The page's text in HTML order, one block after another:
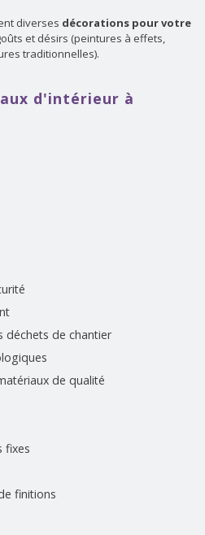
diverses décorations pour votre
et désirs (peintures à effets,
traditionnelles).
d'intérieur à
déchets de chantier
de qualité
fixes
finitions